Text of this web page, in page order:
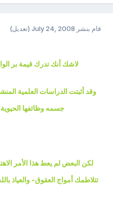
قام بنشر July 24, 2008 (تعديل)
لاشك أنك تدرك قيمة بر
وقد أثبتت الدراسات العلمية
جسمه وظائفها
لكن البعض لم يعط هذا الأمر
تتلاطمك أمواج العقوق- والعياذ